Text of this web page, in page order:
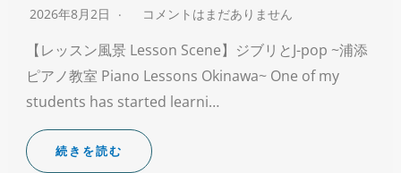
2026年8月2日 コメントはまだありません
【レッスン風景 Lesson Scene】ジブリとJ-pop ~浦添
ピアノ教室 Piano Lessons Okinawa~ One of my
students has started learni…
続きを読む